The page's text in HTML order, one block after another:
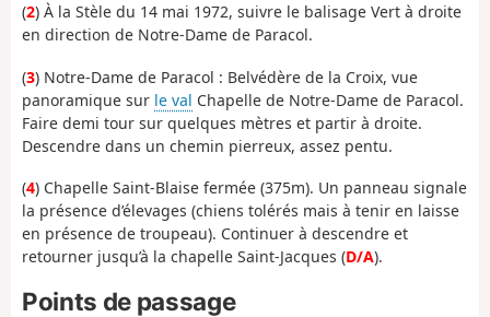
(2) À la Stèle du 14 mai 1972, suivre le balisage Vert à droite
en direction de Notre-Dame de Paracol.
(3) Notre-Dame de Paracol : Belvédère de la Croix, vue
panoramique sur le val Chapelle de Notre-Dame de Paracol.
Faire demi tour sur quelques mètres et partir à droite.
Descendre dans un chemin pierreux, assez pentu.
(4) Chapelle Saint-Blaise fermée (375m). Un panneau signale
la présence d’élevages (chiens tolérés mais à tenir en laisse
en présence de troupeau). Continuer à descendre et
retourner jusqu’à la chapelle Saint-Jacques (D/A).
Points de passage